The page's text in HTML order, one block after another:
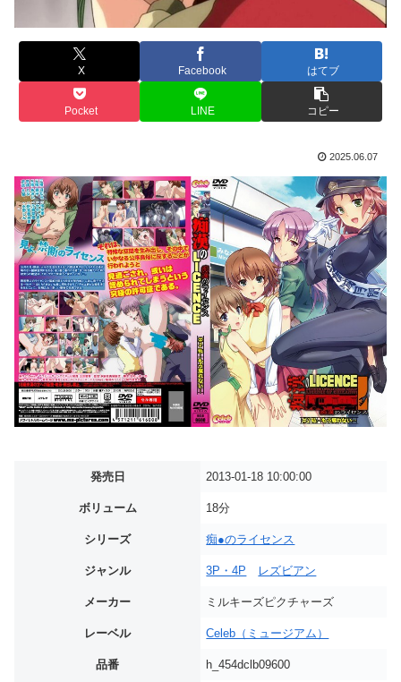
X Facebook はてブ
Pocket LINE コピー
2025.06.07
発売日 2013-01-18 10:00:00
ボリューム 18分
シリーズ 痴●のライセンス
ジャンル 3P・4P レズビアン
メーカー ミルキーズピクチャーズ
レーベル Celeb（ミュージアム）
品番 h_454dclb09600